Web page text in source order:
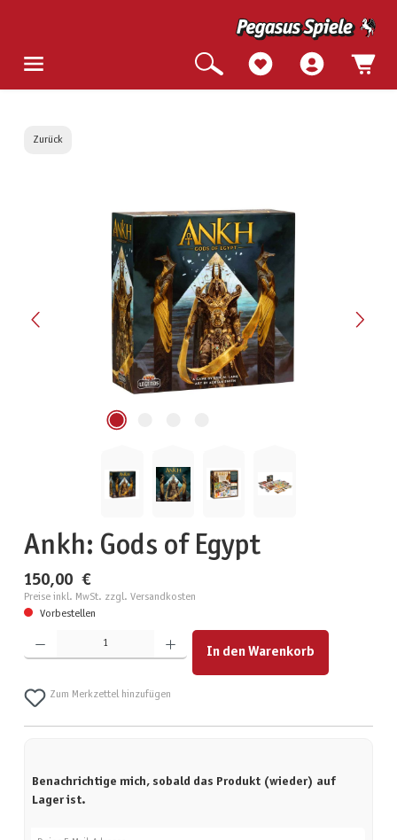
Zurück
Bildergalerie überspringen
Ankh: Gods of Egypt
150,00 €
Preise inkl. MwSt. zzgl. Versandkosten
Vorbestellen
Produkt Anzahl: Gib den gewünschten Wert ein oder benutze die Schaltflächen um die Anzahl zu
In den Warenkorb
Zum Merkzettel hinzufügen
Benachrichtige mich, sobald das Produkt (wieder) auf
Lager ist.